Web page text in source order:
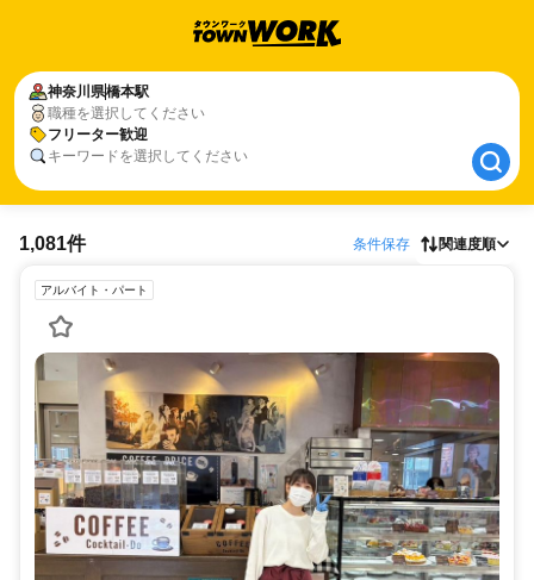
神奈川県橋本駅
職種を選択してください
フリーター歓迎
キーワードを選択してください
神奈川県橋本駅
フリーター歓迎
1,081件 条件保存 関連度順
アルバイト・パート